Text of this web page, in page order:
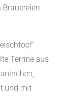
Terrine aus
und mit